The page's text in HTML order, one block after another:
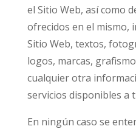
el Sitio Web, así como
ofrecidos en el mismo,
Sitio Web, textos,
logos, marcas,
cualquier otra
servicios disponibles a
En ningún caso se